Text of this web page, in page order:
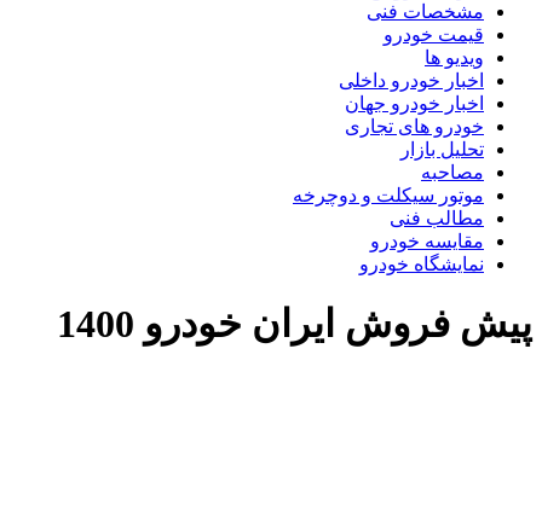
مشخصات فنی
قیمت خودرو
ویدیو ها
اخبار خودرو داخلی
اخبار خودرو جهان
خودرو های تجاری
تحلیل بازار
مصاحبه
موتور سیکلت و دوچرخه
مطالب فنی
مقایسه خودرو
نمایشگاه خودرو
فروش ایران خودرو 1400